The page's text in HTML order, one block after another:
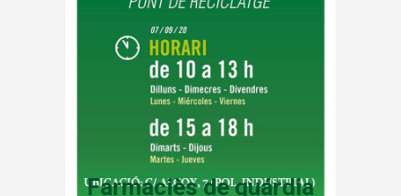
Farmaciès de guárdia